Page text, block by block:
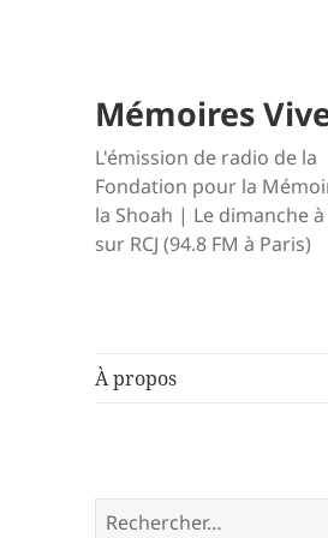
Mémoires
L'émission de radio de la
Fondation pour la
la Shoah | Le dimanche à
sur RCJ (94.8 FM à Paris)
À propos
Rechercher :